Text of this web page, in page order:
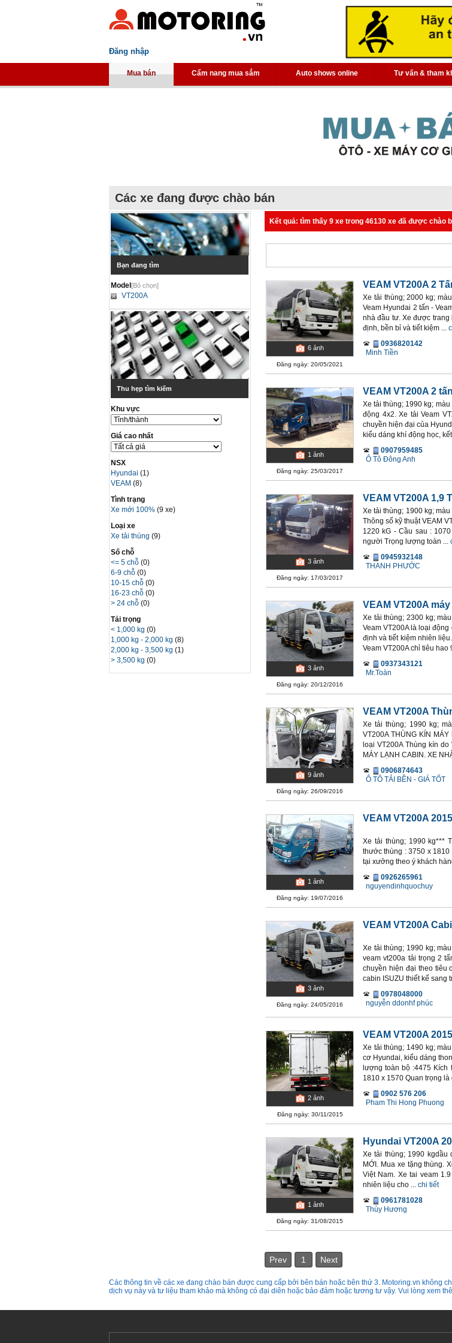
Đăng nhập
Mua bán Cẩm nang mua sắm Auto shows online Tư vấn & tham
Các xe đang được chào bán
Bạn đang tìm
Model[Bỏ chọn]
VT200A
Thu hẹp tìm kiếm
Khu vực
Giá cao nhất
NSX
Hyundai(1)
VEAM(8)
Tình trạng
Xe mới 100% (9 xe)
Loại xe
Xe tải thùng(9)
Số chỗ
<= 5 chỗ(0)
6-9 chỗ(0)
10-15 chỗ(0)
16-23 chỗ(0)
> 24 chỗ(0)
Tải trọng
< 1,000 kg(0)
1,000 kg - 2,000 kg(8)
2,000 kg - 3,500 kg(1)
> 3,500 kg(0)
Kết quả: tìm thấy 9 xe trong 46130 xe đã được chào
6 ảnh
Đăng ngày: 20/05/2021
VEAM VT200A 2
Xe tải thùng; 2000 kg;
Veam Hyundai 2 tấn -
nhà đầu tư. Xe được trang
định, bền bỉ và tiết kiệm ...
0936820142
Minh Tiền
1 ảnh
Đăng ngày: 25/03/2017
VEAM VT200A 2
Xe tải thùng; 1990 kg;
động 4x2. Xe tải Veam
chuyền hiện đại của
kiểu dáng khí động học,
0907959485
Ô Tô Đông Anh
3 ảnh
Đăng ngày: 17/03/2017
VEAM VT200A 1,9
Xe tải thùng; 1900 kg;
Thông số kỹ thuật VEAM
1220 kG - Cầu sau :
người Trọng lượng toàn ...
0945932148
THANH PHƯỚC
3 ảnh
Đăng ngày: 20/12/2016
VEAM VT200A
Xe tải thùng; 2300 kg;
Veam VT200A là loại
định và tiết kiệm nhiên
Veam VT200A chỉ tiêu
0937343121
Mr.Toàn
9 ảnh
Đăng ngày: 26/09/2016
VEAM VT200A
Xe tải thùng; 1990 kg;
VT200A THÙNG KÍN
loại VT200A Thùng kín
MÁY LẠNH CABIN. XE
0906874643
Ô TÔ TẢI BỀN - GIÁ TỐT
1 ảnh
Đăng ngày: 19/07/2016
VEAM VT200A 2015
Xe tải thùng; 1990 kg***
thước thùng : 3750 x
tại xưởng theo ý khách
0926265961
nguyendinhquochuy
3 ảnh
Đăng ngày: 24/05/2016
VEAM VT200A
Xe tải thùng; 1990 kg;
veam vt200a tải trọng 2
chuyền hiện đại theo tiêu
cabin ISUZU thiết kế sang
0978048000
nguyễn ddonhf phúc
2 ảnh
Đăng ngày: 30/11/2015
VEAM VT200A 2015
Xe tải thùng; 1490 kg;
cơ Hyundai, kiểu dáng
lượng toàn bộ :4475
1810 x 1570 Quan trọng
0902 576 206
Pham Thi Hong Phuong
1 ảnh
Đăng ngày: 31/08/2015
Hyundai VT200A
Xe tải thùng; 1990 kgdầu
MỚI. Mua xe tặng thùng.
Việt Nam. Xe tai veam
nhiên liệu cho ... chi tiết
0961781028
Thùy Hương
Prev 1 Next
Các thông tin về các xe đang chào bán được cung cấp bởi bên bán hoặc bên thứ 3. Motoring.vn không
dịch vụ này và tư liệu tham khảo mà không có đại diên hoặc bảo đảm hoặc tương tư vậy. Vui lòng xem